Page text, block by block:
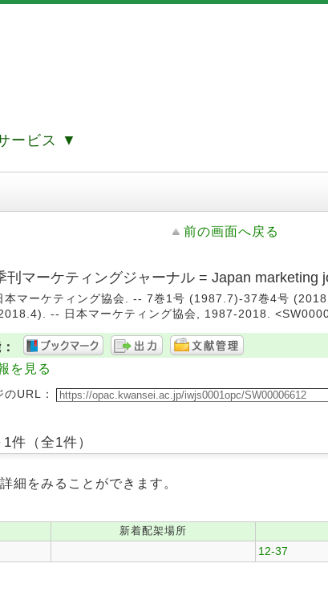
ービス ▼
前の画面へ戻る
刊マーケティングジャーナル = Japan marketing
本マーケティング協会. -- 7巻1号 (1987.7)-37巻4号
-- 日本マーケティング協会, 1987-2018.
を見る
URL：
件（全1件）
細をみることができます。
新着配架場所
12-37